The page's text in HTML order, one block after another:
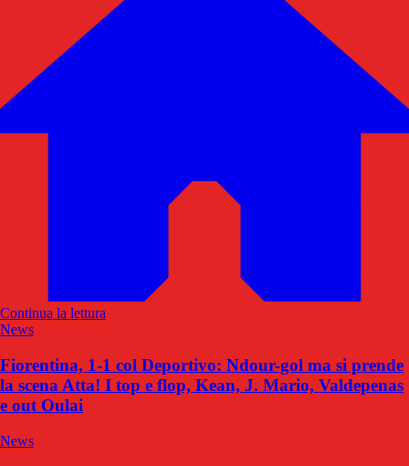
Continua la lettura
News
Fiorentina, 1-1 col Deportivo: Ndour-gol ma si prende
la scena Atta! I top e flop, Kean, J. Mario, Valdepenas
e out Oulai
News